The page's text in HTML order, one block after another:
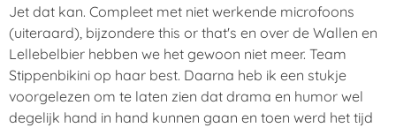
Jet dat kan. Compleet met niet werkende microfoons
(uiteraard), bijzondere this or that's en over de Wallen en
Lellebelbier hebben we het gewoon niet meer. Team
Stippenbikini op haar best. Daarna heb ik een stukje
voorgelezen om te laten zien dat drama en humor wel
degelijk hand in hand kunnen gaan en toen werd het tijd